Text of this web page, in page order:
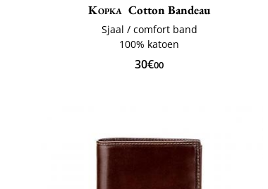
Kopka Cotton Bandeau
Sjaal / comfort band
100% katoen
30€00